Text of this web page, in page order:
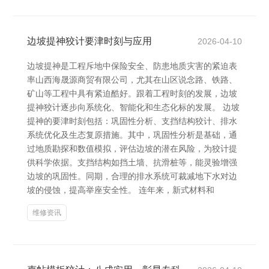
边坡提神狡计要津时刻与应用 2026-04-10
边坡提神是工程斥地中保险安全、防患地质灾害的紧迫表
率山西海晟源商贸有限公司，尤其在山区说念路、铁路、
矿山等工程中具有紧迫酷好。跟着工程时刻的发展，边坡
提神狡计逐步向系统化、智能化和生态化标的发展。 边坡
提神的要津时刻包括：巩固性分析、支挡结构狡计、排水
系统优化及生态复原措施。其中，巩固性分析是基础，通
过地质勘探和数值模拟，评估边坡的潜在风险，为狡计提
供科学依据。支挡结构如挡土墙、抗滑桩等，能灵验增强
边坡的巩固性。同期，合理的排水系统可裁减地下水对边
坡的侵蚀，提高举座安全性。 连年来，新式材料和
维修资讯